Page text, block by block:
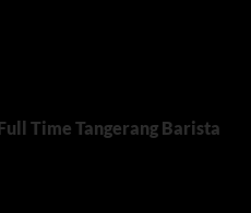
Time Tangerang Barista